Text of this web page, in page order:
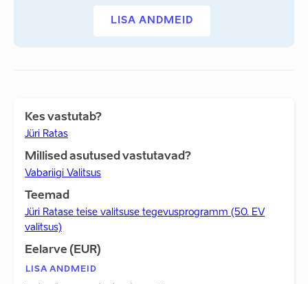
LISA ANDMEID
Kes vastutab?
Jüri Ratas
Millised asutused vastutavad?
Vabariigi Valitsus
Teemad
Jüri Ratase teise valitsuse tegevusprogramm (50. EV
valitsus)
Eelarve (EUR)
LISA ANDMEID